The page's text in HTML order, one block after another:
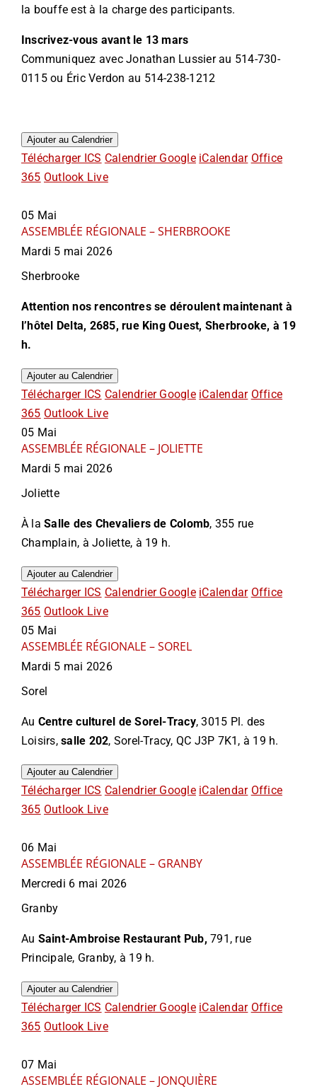
la bouffe est à la charge des participants.
Inscrivez-vous avant le 13 mars
Communiquez avec Jonathan Lussier au 514-730-
0115 ou Éric Verdon au 514-238-1212
Ajouter au Calendrier
Télécharger ICS Calendrier Google iCalendar Office
365 Outlook Live
05 Mai
ASSEMBLÉE RÉGIONALE – SHERBROOKE
Mardi 5 mai 2026
Sherbrooke
Attention nos rencontres se déroulent maintenant à
l’hôtel Delta, 2685, rue King Ouest, Sherbrooke, à 19
h.
Ajouter au Calendrier
Télécharger ICS Calendrier Google iCalendar Office
365 Outlook Live
05 Mai
ASSEMBLÉE RÉGIONALE – JOLIETTE
Mardi 5 mai 2026
Joliette
À laSalle des Chevaliers de Colomb, 355 rue
Champlain, à Joliette, à 19 h.
Ajouter au Calendrier
Télécharger ICS Calendrier Google iCalendar Office
365 Outlook Live
05 Mai
ASSEMBLÉE RÉGIONALE – SOREL
Mardi 5 mai 2026
Sorel
Au Centre culturel de Sorel-Tracy, 3015 Pl. des
Loisirs,salle 202, Sorel-Tracy, QC J3P 7K1, à 19 h.
Ajouter au Calendrier
Télécharger ICS Calendrier Google iCalendar Office
365 Outlook Live
06 Mai
ASSEMBLÉE RÉGIONALE – GRANBY
Mercredi 6 mai 2026
Granby
Au Saint-Ambroise Restaurant Pub, 791, rue
Principale, Granby, à 19 h.
Ajouter au Calendrier
Télécharger ICS Calendrier Google iCalendar Office
365 Outlook Live
07 Mai
ASSEMBLÉE RÉGIONALE – JONQUIÈRE